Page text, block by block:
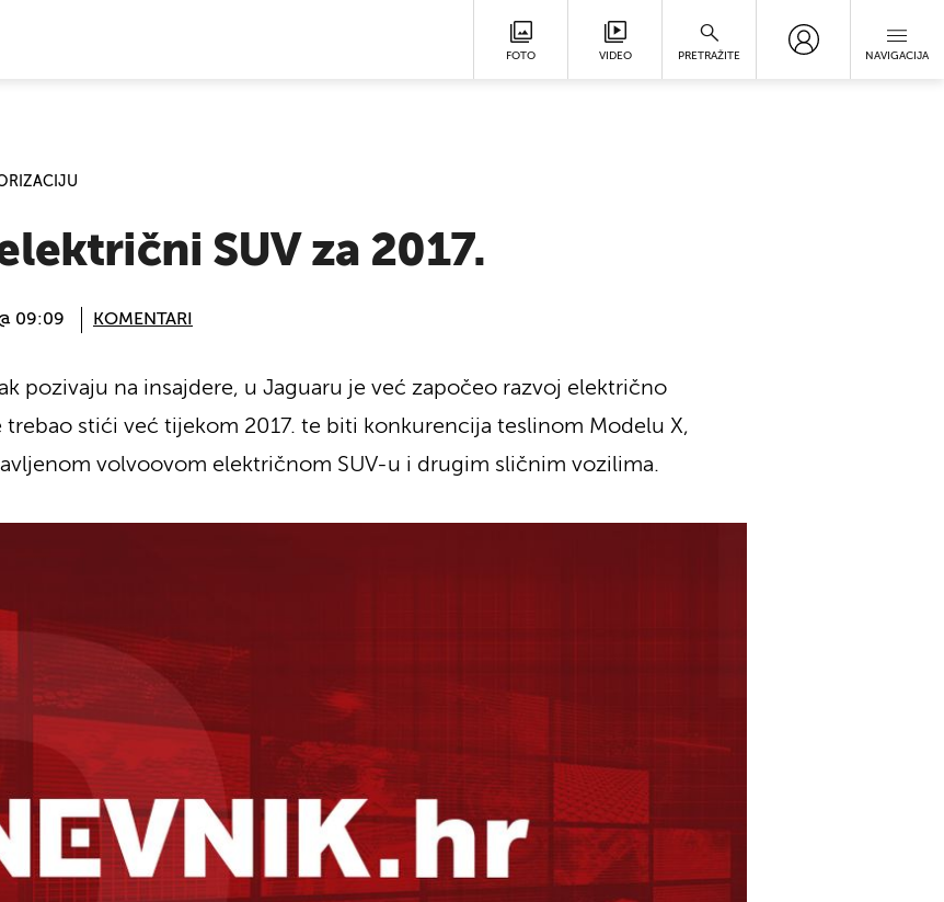
FOTO VIDEO PRETRAŽITE NAVIGACIJA
SUV za 2017.
09:09 KOMENTARI
pozivaju na insajdere, u Jaguaru je već započeo razvoj električno
stići već tijekom 2017. te biti konkurencija teslinom Modelu X,
volvoovom električnom SUV-u i drugim sličnim vozilima.